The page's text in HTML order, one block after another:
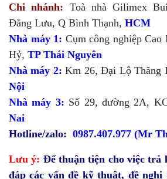
Chi nhánh: Toà nhà Gilimex
Đăng Lưu, Q Bình Thạnh, HCM
Nhà máy 1: Cụm công nghiệp
Hỷ, TP Thái Nguyên
Nhà máy 2: Km 26, Đại Lộ Thăng
Nội
Nhà máy 3: Số 29, đường 2A,
Nai
Hotline/zalo: 0987.407.977 (Mr
Lưu ý: Để thuận tiện cho việc trả
đáp các vấn đề kỹ thuật, đề